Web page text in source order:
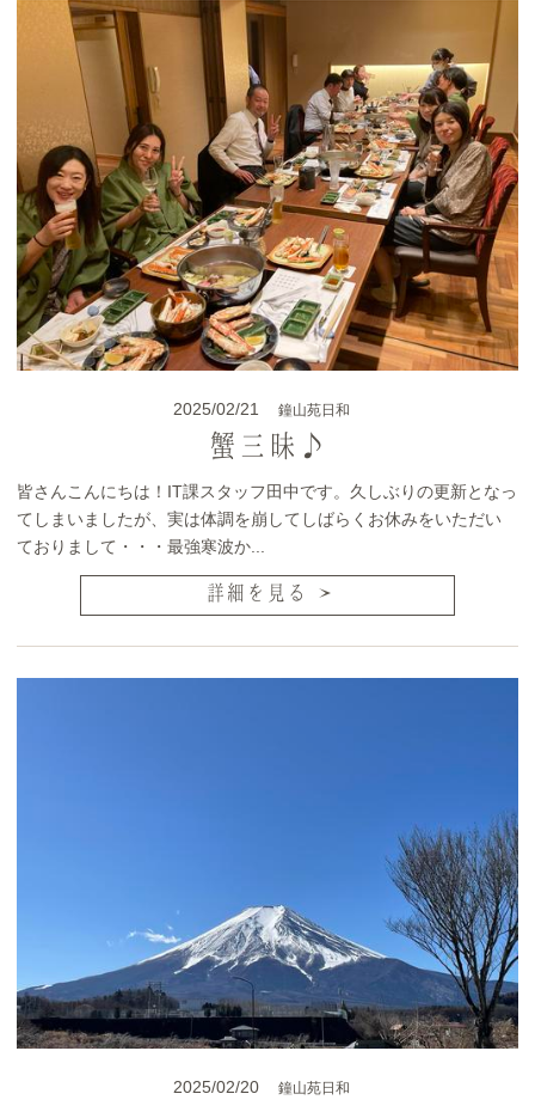
2025/02/21 鐘山苑日和
蟹三昧♪
皆さんこんにちは！IT課スタッフ田中です。久しぶりの更新となっ
てしまいましたが、実は体調を崩してしばらくお休みをいただい
ておりまして・・・最強寒波か...
詳細を見る
2025/02/20 鐘山苑日和